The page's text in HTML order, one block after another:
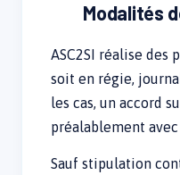
Modalités
ASC2SI réalise des
soit en régie,
les cas, un accord
préalablement
Sauf stipulation